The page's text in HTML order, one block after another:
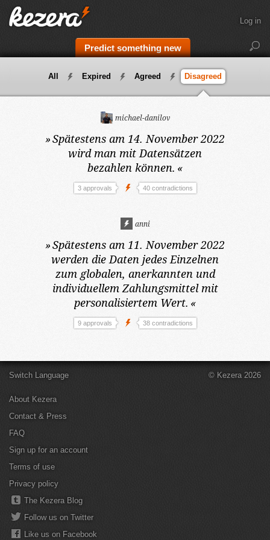
Predict something new
Log in
All Expired Agreed Disagreed
michael-danilov
»Spätestens am 14. November 2022
wird man mit Datensätzen
bezahlen können. «
3 approvals 40 contradictions
anni
»Spätestens am 11. November 2022
werden die Daten jedes Einzelnen
zum globalen, anerkannten und
individuellem Zahlungsmittel mit
personalisiertem Wert. «
9 approvals 38 contradictions
Switch Language
About Kezera
Contact & Press
FAQ
Sign up for an account
Terms of use
Privacy policy
The Kezera Blog
Follow us on Twitter
Like us on Facebook
© Kezera 2026